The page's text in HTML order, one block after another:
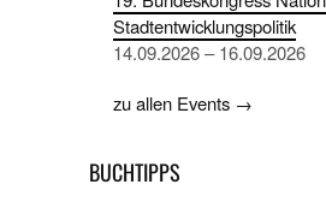
Stadtentwicklungspolitik
14.09.2026 – 16.09.2026
zu allen Events →
BUCHTIPPS